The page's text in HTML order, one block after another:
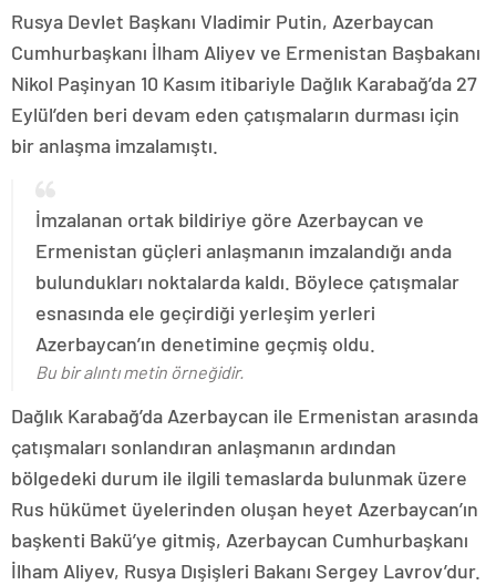
Rusya Devlet Başkanı Vladimir Putin, Azerbaycan
Cumhurbaşkanı İlham Aliyev ve Ermenistan Başbakanı
Nikol Paşinyan 10 Kasım itibariyle Dağlık Karabağ’da 27
Eylül’den beri devam eden çatışmaların durması için
bir anlaşma imzalamıştı.
İmzalanan ortak bildiriye göre Azerbaycan ve
Ermenistan güçleri anlaşmanın imzalandığı anda
bulundukları noktalarda kaldı. Böylece çatışmalar
esnasında ele geçirdiği yerleşim yerleri
Azerbaycan’ın denetimine geçmiş oldu.
Bu bir alıntı metin örneğidir.
Dağlık Karabağ’da Azerbaycan ile Ermenistan arasında
çatışmaları sonlandıran anlaşmanın ardından
bölgedeki durum ile ilgili temaslarda bulunmak üzere
Rus hükümet üyelerinden oluşan heyet Azerbaycan’ın
başkenti Bakü’ye gitmiş, Azerbaycan Cumhurbaşkanı
İlham Aliyev, Rusya Dışişleri Bakanı Sergey Lavrov’dur.